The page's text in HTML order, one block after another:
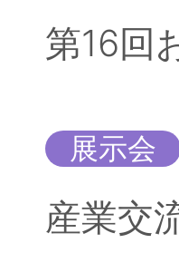
第16回
展示会
産業交